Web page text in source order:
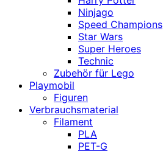
Ninjago
Speed Champions
Star Wars
Super Heroes
Technic
Zubehör für Lego
Playmobil
Figuren
Verbrauchsmaterial
Filament
PLA
PET-G